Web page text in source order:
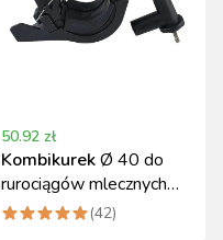
50.92 zł
KombikurekØ 40 do
rurociągów mlecznych
DeLaval
(42)